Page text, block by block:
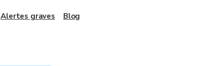
Alertes graves Blog